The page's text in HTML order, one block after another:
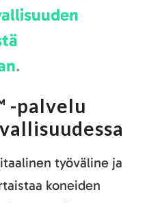
.
-palvelu
työväline ja
koneiden